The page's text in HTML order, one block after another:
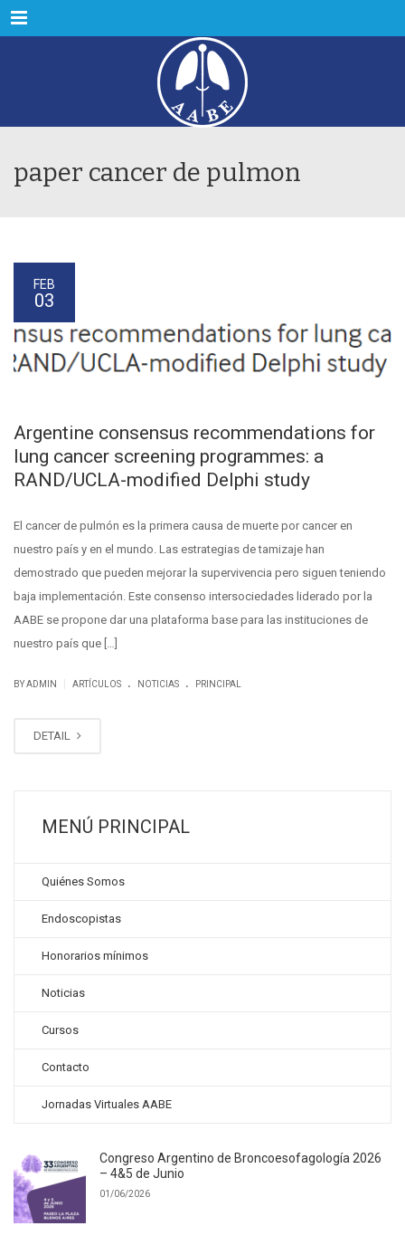
Menu
paper cancer de pulmon
FEB
03
Argentine consensus recommendations for
lung cancer screening programmes: a
RAND/UCLA-modified Delphi study
El cancer de pulmón es la primera causa de muerte por cancer en
nuestro país y en el mundo. Las estrategias de tamizaje han
demostrado que pueden mejorar la supervivencia pero siguen teniendo
baja implementación. Este consenso intersociedades liderado por la
AABE se propone dar una plataforma base para las instituciones de
nuestro país que […]
BY ADMIN ARTÍCULOS . NOTICIAS . PRINCIPAL
DETAIL
MENÚ PRINCIPAL
Quiénes Somos
Endoscopistas
Honorarios mínimos
Noticias
Cursos
Contacto
Jornadas Virtuales AABE
Congreso Argentino de Broncoesofagología 2026
– 4&5 de Junio
01/06/2026